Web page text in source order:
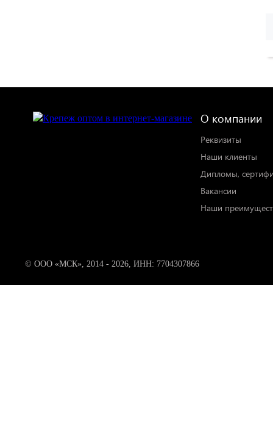
О компании
Реквизиты
Наши клиенты
Дипломы,
Вакансии
Наши
© ООО «МСК», 2014 - 2026, ИНН: 7704307866